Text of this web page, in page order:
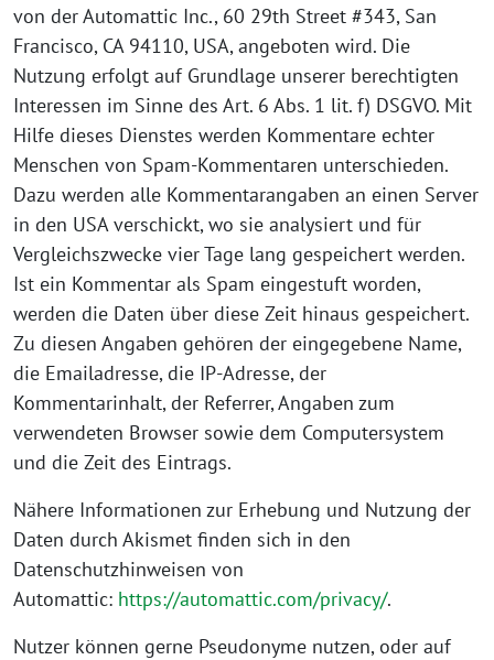
von der Automattic Inc., 60 29th Street #343, San
Francisco, CA 94110, USA, angeboten wird. Die
Nutzung erfolgt auf Grundlage unserer berechtigten
Interessen im Sinne des Art. 6 Abs. 1 lit. f) DSGVO. Mit
Hilfe dieses Dienstes werden Kommentare echter
Menschen von Spam-Kommentaren unterschieden.
Dazu werden alle Kommentarangaben an einen Server
in den USA verschickt, wo sie analysiert und für
Vergleichszwecke vier Tage lang gespeichert werden.
Ist ein Kommentar als Spam eingestuft worden,
werden die Daten über diese Zeit hinaus gespeichert.
Zu diesen Angaben gehören der eingegebene Name,
die Emailadresse, die IP-Adresse, der
Kommentarinhalt, der Referrer, Angaben zum
verwendeten Browser sowie dem Computersystem
und die Zeit des Eintrags.
Nähere Informationen zur Erhebung und Nutzung der
Daten durch Akismet finden sich in den
Datenschutzhinweisen von
Automattic: https://automattic.com/privacy/.
Nutzer können gerne Pseudonyme nutzen, oder auf